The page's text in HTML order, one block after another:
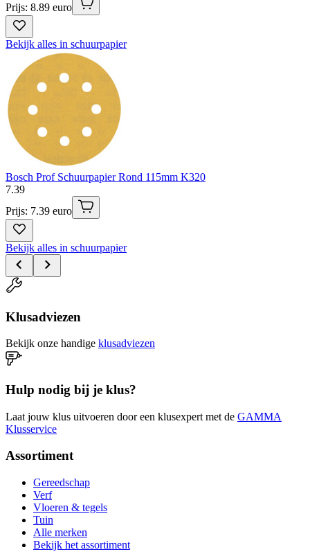
Prijs: 8.89 euro
Bekijk alles in schuurpapier
Bosch Prof Schuurpapier Rond 115mm K320
7.39
Prijs: 7.39 euro
Bekijk alles in schuurpapier
Klusadviezen
Bekijk onze handige klusadviezen
Hulp nodig bij je klus?
Laat jouw klus uitvoeren door een klusexpert met de GAMMA
Klusservice
Assortiment
Gereedschap
Verf
Vloeren & tegels
Tuin
Alle merken
Bekijk het assortiment